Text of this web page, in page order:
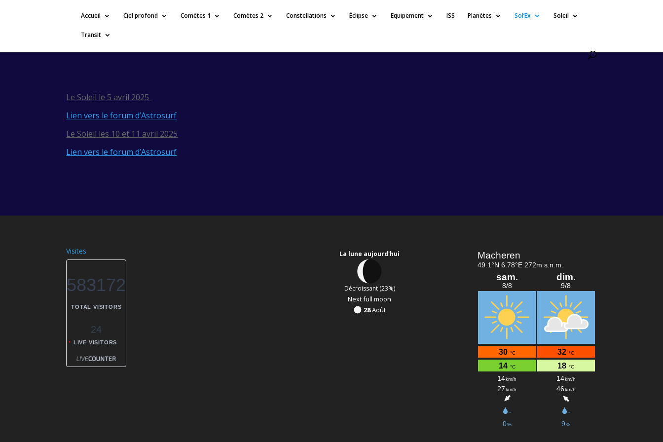
Accueil Ciel profond Comètes 1 Comètes 2 Constellations Éclipse Equipement ISS Planètes Sol’Ex Soleil
Transit
Le Soleil le 5 avril 2025
Lien vers le forum d’Astrosurf
Le Soleil les 10 et 11 avril 2025
Lien vers le forum d’Astrosurf
Visites
583172
TOTAL VISITORS
24
LIVE VISITORS
La lune aujourd'hui
Décroissant (23%)
Next full moon
28Août